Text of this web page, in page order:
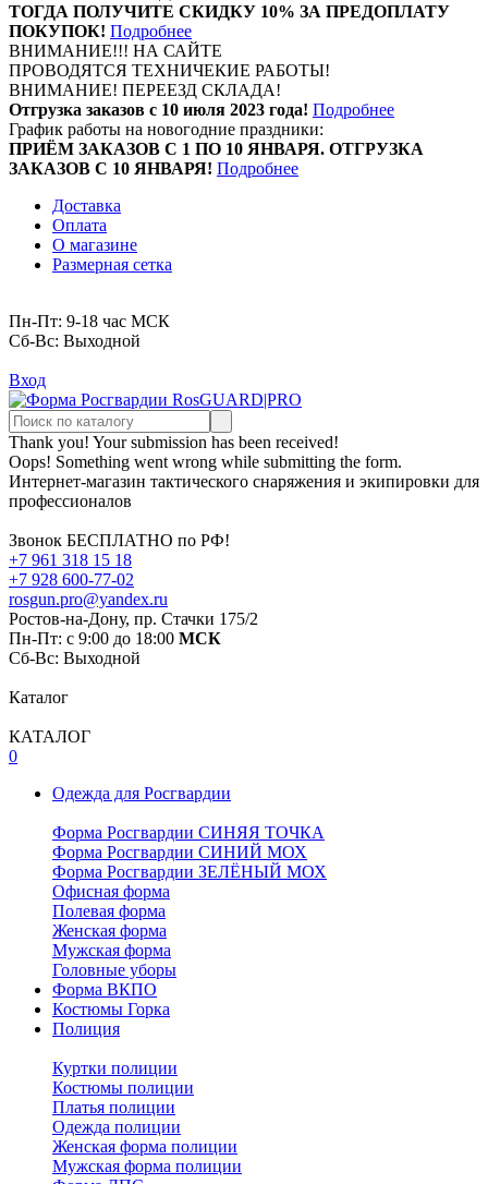
ТОГДА ПОЛУЧИТЕ СКИДКУ 10% ЗА ПРЕДОПЛАТУ
ПОКУПОК! Подробнее
ВНИМАНИЕ!!! НА САЙТЕ
ПРОВОДЯТСЯ ТЕХНИЧЕКИЕ РАБОТЫ!
ВНИМАНИЕ! ПЕРЕЕЗД СКЛАДА!
Отгрузка заказов с 10 июля 2023 года! Подробнее
График работы на новогодние праздники:
ПРИЁМ ЗАКАЗОВ С 1 ПО 10 ЯНВАРЯ. ОТГРУЗКА
ЗАКАЗОВ С 10 ЯНВАРЯ! Подробнее
Доставка
Оплата
О магазине
Размерная сетка
Пн-Пт: 9-18 час МСК
Cб-Вс: Выходной
Вход
Thank you! Your submission has been received!
Oops! Something went wrong while submitting the form.
Интернет-магазин тактического снаряжения и экипировки для
профессионалов
Звонок БЕСПЛАТНО по РФ!
+7 961 318 15 18
+7 928 600-77-02
rosgun.pro@yandex.ru
Ростов-на-Дону, пр. Стачки 175/2
Пн-Пт: с 9:00 до 18:00 МСК
Cб-Вс: Выходной
Каталог
КАТАЛОГ
0
Одежда для Росгвардии
Форма Росгвардии СИНЯЯ ТОЧКА
Форма Росгвардии СИНИЙ МОХ
Форма Росгвардии ЗЕЛЁНЫЙ МОХ
Офисная форма
Полевая форма
Женская форма
Мужская форма
Головные уборы
Форма ВКПО
Костюмы Горка
Полиция
Куртки полиции
Костюмы полиции
Платья полиции
Одежда полиции
Женская форма полиции
Мужская форма полиции